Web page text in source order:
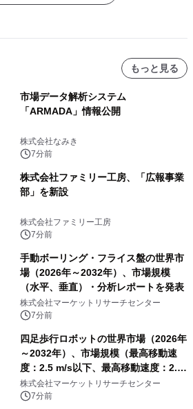
もっと見る
市場データ解析システム
「ARMADA」情報公開
株式会社なみき
7分前
株式会社ファミリー工房、「広報事業
部」を新設
株式会社ファミリー工房
7分前
手動ボーリング・フライス盤の世界市
場（2026年～2032年）、市場規模
（水平、垂直）・分析レポートを発表
株式会社マーケットリサーチセンター
7分前
四足歩行ロボットの世界市場（2026年
～2032年）、市場規模（最高移動速
度：2.5 m/s以下、最高移動速度：2.5
m/s超）・分析レポートを発表
株式会社マーケットリサーチセンター
7分前